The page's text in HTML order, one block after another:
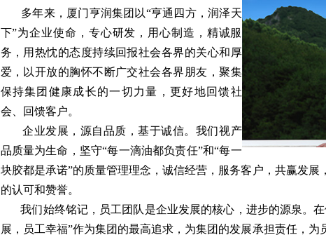
多年来，厦门亨润集团以“亨通四方，润泽天
下”为企业使命，专心研发，用心制造，精诚服
务，用热忱的态度持续回报社会各界的关心和厚
爱，以开放的胸怀不断广交社会各界朋友，聚集
保持集团健康成长的一切力量，更好地回馈社
会、回馈客户。
企业发展，源自品质，基于诚信。我们视产
品质量为生命，坚守“每一滴油都负责任”和“每一
块胶都是承诺”的质量管理理念，诚信经营，服务客户，共赢发
的认可和赞誉。
我们始终铭记，员工团队是企业发展的核心，进步的源泉。在
展，员工幸福”作为集团的最高追求，为集团的发展承担责任，